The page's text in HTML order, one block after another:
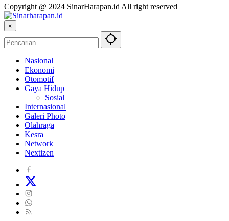
Copyright @ 2024 SinarHarapan.id All right reserved
×
Nasional
Ekonomi
Otomotif
Gaya Hidup
Sosial
Internasional
Galeri Photo
Olahraga
Kesra
Network
Nextizen